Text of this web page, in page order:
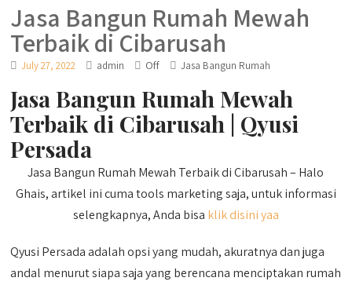
Jasa Bangun Rumah Mewah
Terbaik di Cibarusah
July 27, 2022 admin Off Jasa Bangun Rumah
Jasa Bangun Rumah Mewah
Terbaik di Cibarusah | Qyusi
Persada
Jasa Bangun Rumah Mewah Terbaik di Cibarusah – Halo
Ghais, artikel ini cuma tools marketing saja, untuk informasi
selengkapnya, Anda bisa klik disini yaa
Qyusi Persada adalah opsi yang mudah, akuratnya dan juga
andal menurut siapa saja yang berencana menciptakan rumah